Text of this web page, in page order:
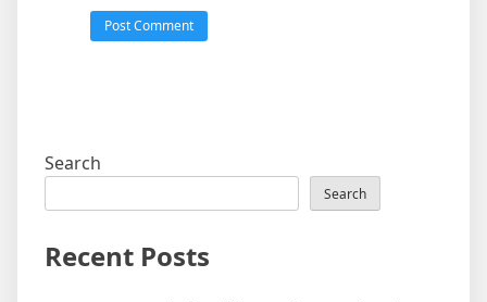
Search
Search
Recent Posts